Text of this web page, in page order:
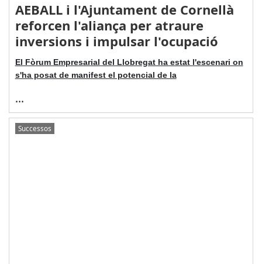
AEBALL i l'Ajuntament de Cornellà
reforcen l'aliança per atraure
inversions i impulsar l'ocupació
El Fòrum Empresarial del Llobregat ha estat l'escenari on
s'ha posat de manifest el potencial de la
...
Successos